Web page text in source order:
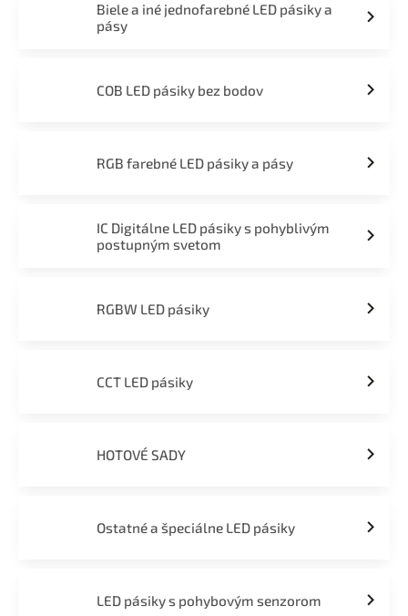
Biele a iné jednofarebné LED pásiky a
pásy
COB LED pásiky bez bodov
RGB farebné LED pásiky a pásy
IC Digitálne LED pásiky s pohyblivým
postupným svetom
RGBW LED pásiky
CCT LED pásiky
HOTOVÉ SADY
Ostatné a špeciálne LED pásiky
LED pásiky s pohybovým senzorom